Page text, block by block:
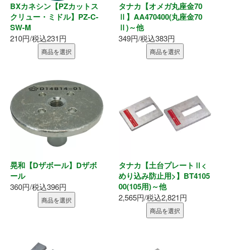
BXカネシン【PZカットス
クリュー・ミドル】PZ-C-
SW-M
210円/税込231円
商品を選択
タナカ【オメガ丸座金70
Ⅱ】AA470400(丸座金70
Ⅱ)～他
349円/税込383円
商品を選択
晃和【Dザボール】Dザボ
ール
360円/税込396円
商品を選択
タナカ【土台プレートⅡ<
めり込み防止用>】BT4105
00(105用)～他
2,565円/税込2,821円
商品を選択